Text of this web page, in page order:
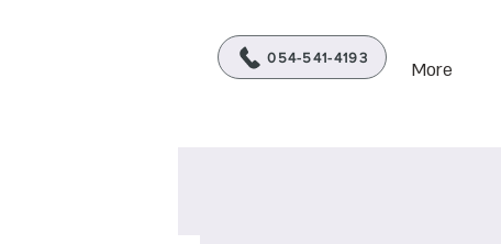
מטפלת ביופידבק C.B.T 054-541-4193
More